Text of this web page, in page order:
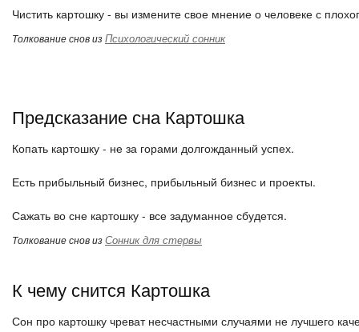
Чистить картошку - вы измените свое мнение о человеке с
Толкование снов изПсихологический сонник
Предсказание сна Картошка
Копать картошку - не за горами долгожданный успех.
Есть прибыльный бизнес, прибыльный бизнес и проекты.
Сажать во сне картошку - все задуманное сбудется.
Толкование снов изСонник для стервы
К чему снится Картошка
Сон про картошку чреват несчастными случаями не лучшего